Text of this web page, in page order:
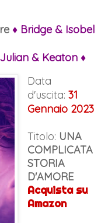
♦ Bridge & Isobel
& Keaton ♦
Data
d'uscita: 31
Gennaio 2023
Titolo: UNA
COMPLICATA
STORIA
D'AMORE
Acquista su
Amazon